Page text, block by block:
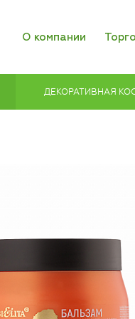
О компании
ДЕКОРАТИВНАЯ